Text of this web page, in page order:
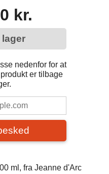
kr.
lager
nedenfor for at
er tilbage
ml, fra Jeanne d'Arc